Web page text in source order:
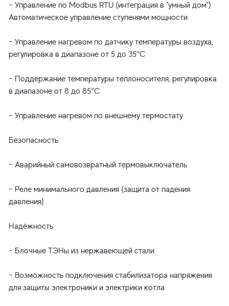
- Управление по Modbus RTU (интеграция в "умный дом")
Автоматическое управление ступенями мощности
- Управление нагревом по датчику температуры воздуха,
регулировка в диапазоне от 5 до 35°С
- Поддержание температуры теплоносителя, регулировка
в диапазоне от 8 до 85°С
- Управление нагревом по внешнему термостату
Безопасность:
- Аварийный самовозвратный термовыключатель
- Реле минимального давления (защита от падения
давления)
Надёжность:
- Блочные ТЭНы из нержавеющей стали
- Возможность подключения стабилизатора напряжения
для защиты электроники и электрики котла